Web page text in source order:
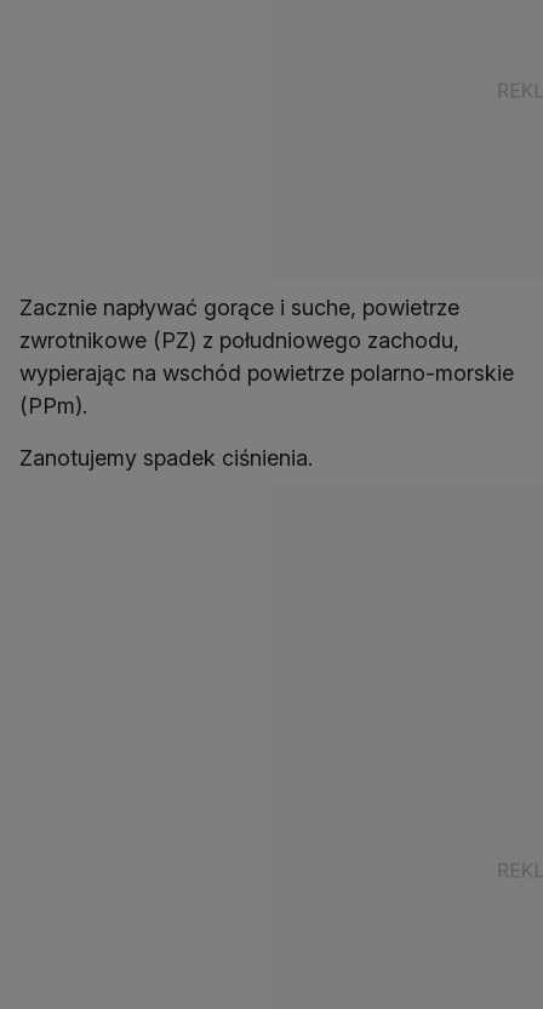
Zacznie napływać gorące i suche, powietrze
zwrotnikowe (PZ) z południowego zachodu,
wypierając na wschód powietrze polarno-morskie
(PPm).
Zanotujemy spadek ciśnienia.